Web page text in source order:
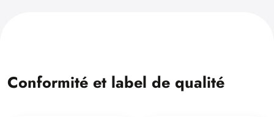
Conformité et label de qualité